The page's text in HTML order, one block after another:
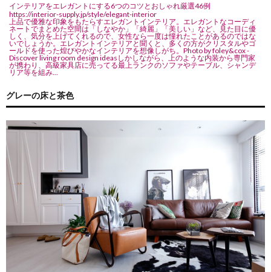
インテリアをエレガントにする6つのコツとおしゃれ厳選46例
https://interior-supply.jp/style/elegant-interior
上品で優雅な印象をもたらすエレガントインテリア。エレガントなコーディ
ネートでまとめた空間は「しなやか」「綺麗」「美しい」など、見た目に優
しく、気分を上げてくれるので、女性なら一度は憧れたことがあるのではな
いでしょうか。エレガントインテリアと聞くと、多くの方がクリスタルやゴ
ールドを使った煌びやかなインテリアを想像しがち。Photo by foley&cox -
Discover living room design ideasしかしながら、上のような内装から専門家
が携わり、高級家具店に売ってる最上ランクのソファやテーブル、シャンデ
リア等を組み...
グレーの床と茶色